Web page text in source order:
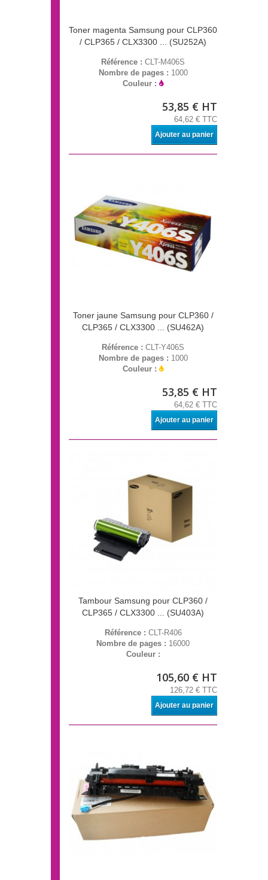
Toner magenta Samsung pour CLP360
/ CLP365 / CLX3300 ... (SU252A)
Référence : CLT-M406S
Nombre de pages : 1000
Couleur :
53,85 € HT
64,62 € TTC
Ajouter au panier
Toner jaune Samsung pour CLP360 /
CLP365 / CLX3300 ... (SU462A)
Référence : CLT-Y406S
Nombre de pages : 1000
Couleur :
53,85 € HT
64,62 € TTC
Ajouter au panier
Tambour Samsung pour CLP360 /
CLP365 / CLX3300 ... (SU403A)
Référence : CLT-R406
Nombre de pages : 16000
Couleur :
105,60 € HT
126,72 € TTC
Ajouter au panier